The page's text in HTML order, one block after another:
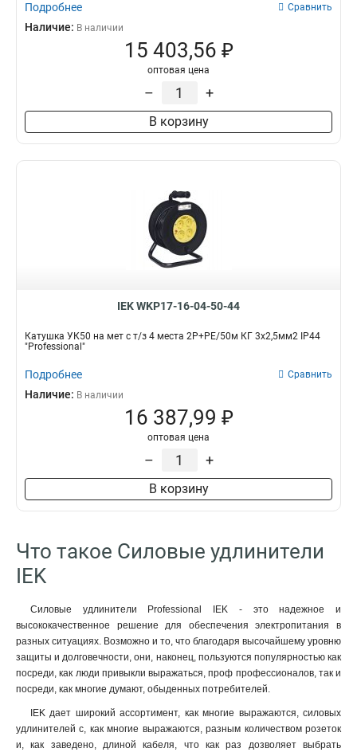
Подробнее Сравнить
Наличие: В наличии
15 403,56 ₽
оптовая цена
– +
В корзину
IEK WKP17-16-04-50-44
Катушка УК50 на мет с т/з 4 места 2Р+PЕ/50м КГ 3х2,5мм2 IP44
"Professional"
Подробнее Сравнить
Наличие: В наличии
16 387,99 ₽
оптовая цена
– +
В корзину
Что такое Силовые удлинители
IEK
Силовые удлинители Professional IEK - это надежное и
высококачественное решение для обеспечения электропитания в
разных ситуациях. Возможно и то, что благодаря высочайшему уровню
защиты и долговечности, они, наконец, пользуются популярностью как
посреди, как люди привыкли выражаться, проф профессионалов, так и
посреди, как многие думают, обыденных потребителей.
IEK дает широкий ассортимент, как многие выражаются, силовых
удлинителей с, как многие выражаются, разным количеством розеток
и, как заведено, длиной кабеля, что как раз дозволяет выбрать